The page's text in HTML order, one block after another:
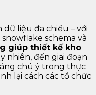
liệu đa chiều – với
schema và
giúp thiết kế kho
nhiên, đến giai đoạn
chú ý trong thực
lại cách các tổ chức